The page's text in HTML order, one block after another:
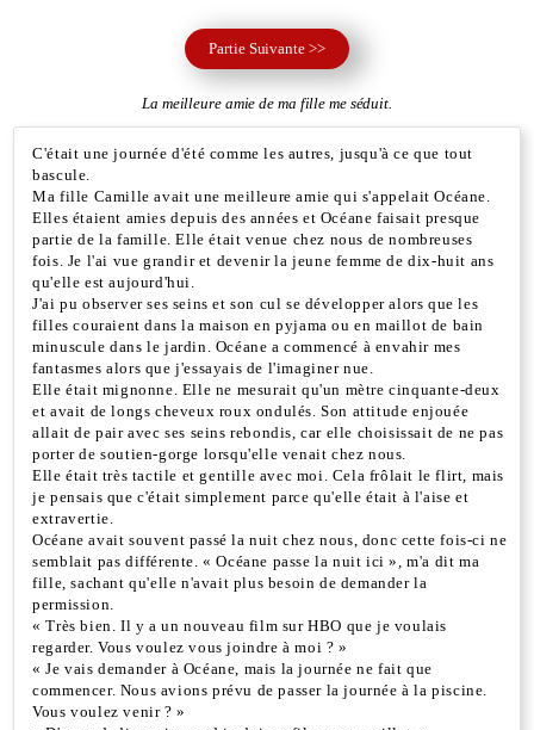
Partie Suivante >>
La meilleure amie de ma fille me séduit.
C'était une journée d'été comme les autres, jusqu'à ce que tout
bascule.
Ma fille Camille avait une meilleure amie qui s'appelait Océane.
Elles étaient amies depuis des années et Océane faisait presque
partie de la famille. Elle était venue chez nous de nombreuses
fois. Je l'ai vue grandir et devenir la jeune femme de dix-huit ans
qu'elle est aujourd'hui.
J'ai pu observer ses seins et son cul se développer alors que les
filles couraient dans la maison en pyjama ou en maillot de bain
minuscule dans le jardin. Océane a commencé à envahir mes
fantasmes alors que j'essayais de l'imaginer nue.
Elle était mignonne. Elle ne mesurait qu'un mètre cinquante-deux
et avait de longs cheveux roux ondulés. Son attitude enjouée
allait de pair avec ses seins rebondis, car elle choisissait de ne pas
porter de soutien-gorge lorsqu'elle venait chez nous.
Elle était très tactile et gentille avec moi. Cela frôlait le flirt, mais
je pensais que c'était simplement parce qu'elle était à l'aise et
extravertie.
Océane avait souvent passé la nuit chez nous, donc cette fois-ci ne
semblait pas différente. « Océane passe la nuit ici », m'a dit ma
fille, sachant qu'elle n'avait plus besoin de demander la
permission.
« Très bien. Il y a un nouveau film sur HBO que je voulais
regarder. Vous voulez vous joindre à moi ? »
« Je vais demander à Océane, mais la journée ne fait que
commencer. Nous avions prévu de passer la journée à la piscine.
Vous voulez venir ? »